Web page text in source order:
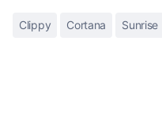
Clippy Cortana Sunrise